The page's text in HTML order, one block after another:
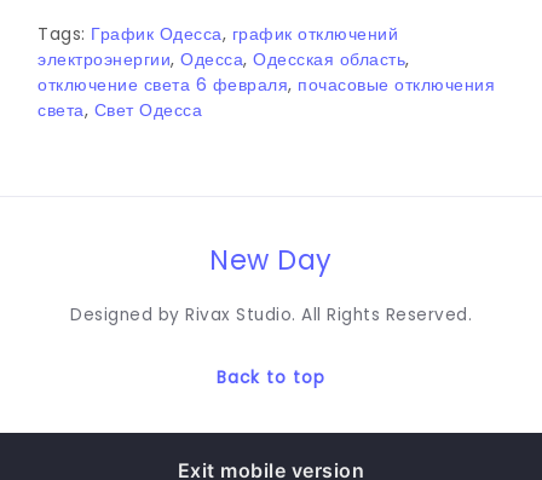
Tags: График Одесса, график отключений
электроэнергии, Одесса, Одесская область,
отключение света 6 февраля, почасовые отключения
света, Свет Одесса
New Day
Designed by Rivax Studio. All Rights Reserved.
Back to top
Exit mobile version